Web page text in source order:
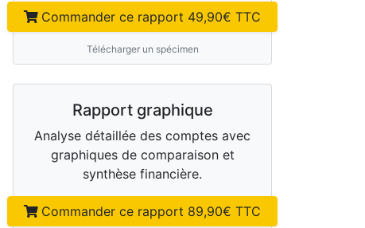
Commander ce rapport 49,90€ TTC
Télécharger un spécimen
Rapport graphique
Analyse détaillée des comptes avec
graphiques de comparaison et
synthèse financière.
Commander ce rapport 89,90€ TTC